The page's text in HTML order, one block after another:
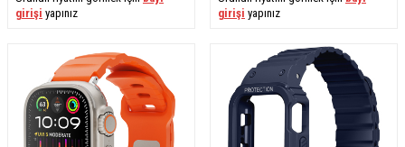
girişi yapınız
girişi yapınız